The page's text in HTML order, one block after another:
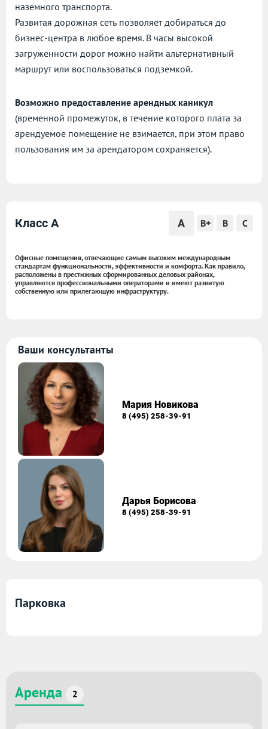
наземного транспорта.
Развитая дорожная сеть позволяет добираться до
бизнес-центра в любое время. В часы высокой
загруженности дорог можно найти альтернативный
маршрут или воспользоваться подземкой.
Возможно предоставление арендных каникул
(временной промежуток, в течение которого плата за
арендуемое помещение не взимается, при этом право
пользования им за арендатором сохраняется).
Класс A A B+ B C
Офисные помещения, отвечающие самым высоким международным
стандартам функциональности, эффективности и комфорта. Как правило,
расположены в престижных сформированных деловых районах,
управляются профессиональными операторами и имеют развитую
собственную или прилегающую инфраструктуру.
Ваши консультанты
Мария Новикова
8 (495) 258-39-91
Дарья Борисова
8 (495) 258-39-91
Парковка
Аренда 2